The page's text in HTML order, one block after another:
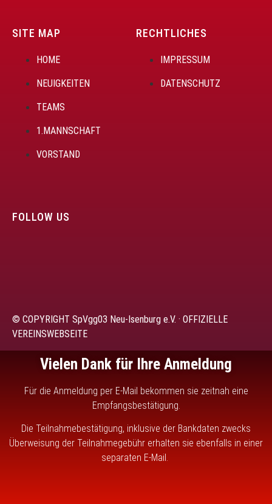
SITE MAP
HOME
NEUIGKEITEN
TEAMS
1.MANNSCHAFT
VORSTAND
RECHTLICHES
IMPRESSUM
DATENSCHUTZ
FOLLOW US
© COPYRIGHT SpVgg03 Neu-Isenburg e.V. · OFFIZIELLE
VEREINSWEBSEITE
Vielen Dank für Ihre Anmeldung
Für die Anmeldung per E-Mail bekommen sie zeitnah eine
Empfangsbestätigung.
Die Teilnahmebestätigung, inklusive der Bankdaten zwecks
Überweisung der Teilnahmegebühr erhalten sie ebenfalls in einer
separaten E-Mail.